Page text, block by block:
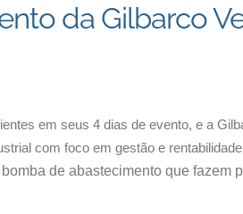
da Gilbarco
em seus 4 dias de evento, e a
com foco em gestão e
de abastecimento que fazem